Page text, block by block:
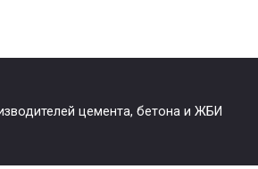
цемента, бетона и ЖБИ